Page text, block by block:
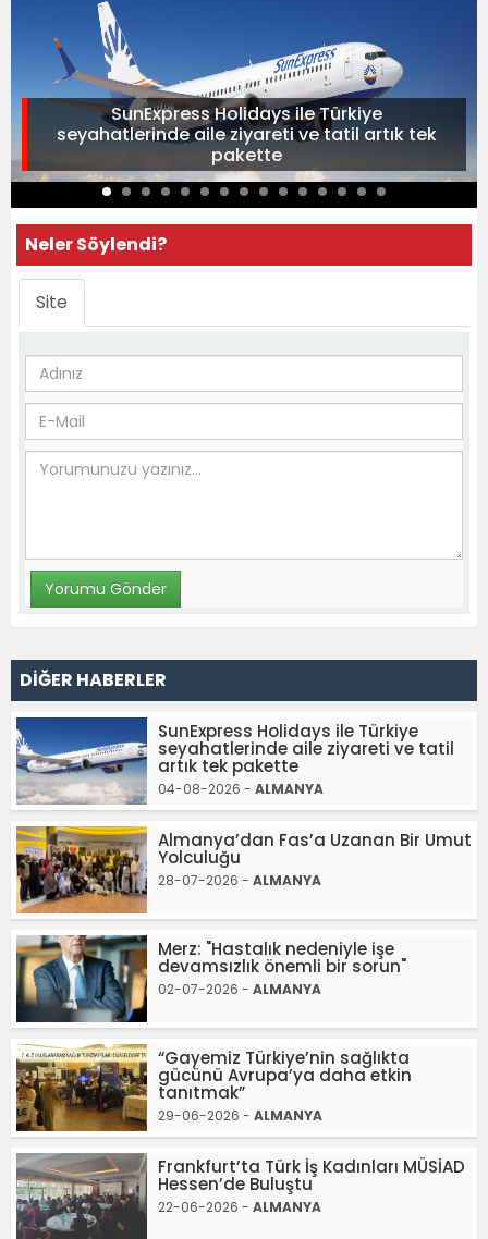
SunExpress Holidays ile Türkiye
seyahatlerinde aile ziyareti ve tatil artık tek
pakette
Neler Söylendi?
Site
DİĞER HABERLER
SunExpress Holidays ile Türkiye
seyahatlerinde aile ziyareti ve tatil
artık tek pakette
04-08-2026 - ALMANYA
Almanya’dan Fas’a Uzanan Bir Umut
Yolculuğu
28-07-2026 - ALMANYA
Merz: "Hastalık nedeniyle işe
devamsızlık önemli bir sorun"
02-07-2026 - ALMANYA
“Gayemiz Türkiye’nin sağlıkta
gücünü Avrupa’ya daha etkin
tanıtmak”
29-06-2026 - ALMANYA
Frankfurt’ta Türk İş Kadınları MÜSİAD
Hessen’de Buluştu
22-06-2026 - ALMANYA